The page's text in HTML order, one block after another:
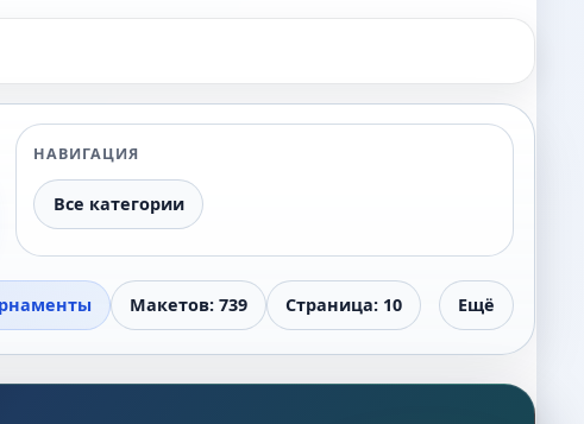
НАВИГАЦИЯ
Все категории
Макетов: 739 Страница: 10 Ещё